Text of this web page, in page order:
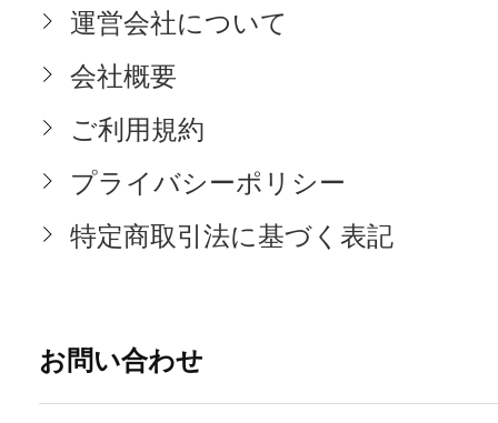
運営会社について
会社概要
ご利用規約
プライバシーポリシー
特定商取引法に基づく表記
お問い合わせ